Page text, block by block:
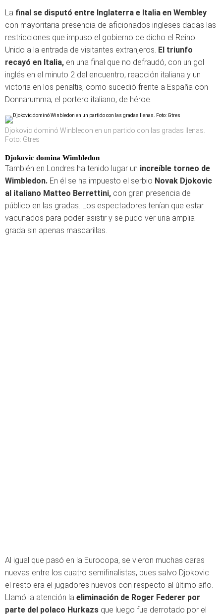
La final se disputó entre Inglaterra e Italia en Wembley
con mayoritaria presencia de aficionados ingleses dadas las
restricciones que impuso el gobierno de dicho el Reino
Unido a la entrada de visitantes extranjeros. El triunfo
recayó en Italia, en una final que no defraudó, con un gol
inglés en el minuto 2 del encuentro, reacción italiana y un
victoria en los penaltis, como sucedió frente a España con
Donnarumma, el portero italiano, de héroe.
Djokovic dominó Winbledon en un partido con las gradas llenas.
Foto: Gtres
Djokovic domina Wimbledon
También en Londres ha tenido lugar un increíble torneo de
Wimbledon. En él se ha impuesto el serbio Novak Djokovic
al italiano Matteo Berrettini, con gran presencia de
público en las gradas. Los espectadores tenían que estar
vacunados para poder asistir y se pudo ver una amplia
grada sin apenas mascarillas.
Al igual que pasó en la Eurocopa, se vieron muchas caras
nuevas entre los cuatro semifinalistas, pues salvo Djokovic
el resto era el jugadores nuevos con respecto al último año.
Llamó la atención la eliminación de Roger Federer por
parte del polaco Hurkazs que luego fue derrotado por el